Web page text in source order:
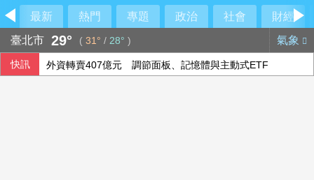
最新 熱門 專題 政治 社會
財經
臺北市 29° ( 31° / 28° ) 氣象
快訊 外資轉賣407億元 調節面板、記憶體與主動式ETF